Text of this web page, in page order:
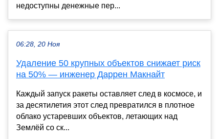
недоступны денежные пер...
06:28, 20 Ноя
Удаление 50 крупных объектов снижает риск
на 50% — инженер Даррен Макнайт
Каждый запуск ракеты оставляет след в космосе, и
за десятилетия этот след превратился в плотное
облако устаревших объектов, летающих над
Землёй со ск...